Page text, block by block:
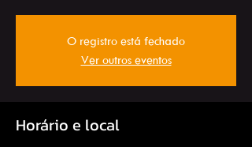
O registro está fechado
Ver outros eventos
Horário e local